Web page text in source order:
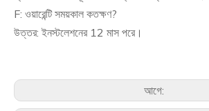
F: ওয়ারেন্টি সময়কাল কতক্ষণ?
উত্তর: ইনস্টলেশনের 12 মাস পরে।
আগে: